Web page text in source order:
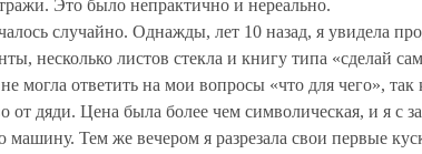
Это было непрактично и нереально.
случайно. Однажды, лет 10 назад, я увидела
несколько листов стекла и книгу типа «сделай
могла ответить на мои вопросы «что для чего», так
от дяди. Цена была более чем символическая, и я с
машину. Тем же вечером я разрезала свои первые